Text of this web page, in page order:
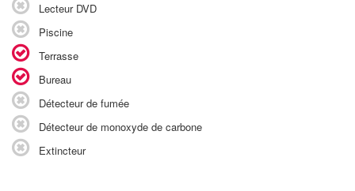
Lecteur DVD
Piscine
Terrasse
Bureau
Détecteur de fumée
Détecteur de monoxyde de carbone
Extincteur